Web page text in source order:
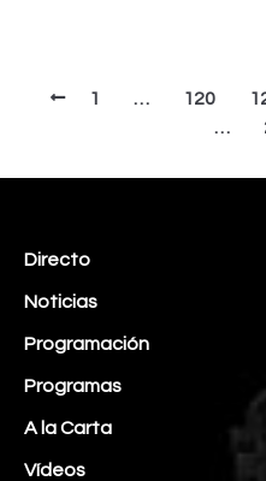
1 … 120
…
Directo
Noticias
Programación
Programas
A la Carta
Vídeos